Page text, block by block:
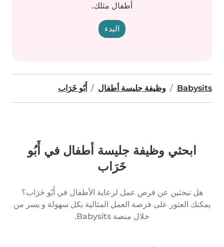
أطفال مثلك.
البدء
Babysits وظيفة جليسة أطفال أَبُو خَرَاب
ابحثي وظيفة جليسة أطفال في أَبُو
خَرَاب
هل تبحثين عن فرص عمل لرعاية الأطفال في أَبُو خَرَاب؟
يمكنك العثور على فرصة العمل المثالية بكل سهولة و يسر من
خلال منصة Babysits.